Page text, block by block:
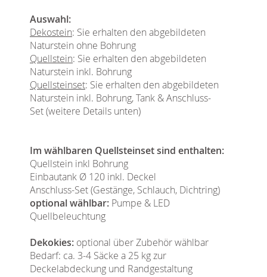
Auswahl:
Dekostein: Sie erhalten den abgebildeten
Naturstein ohne Bohrung
Quellstein: Sie erhalten den abgebildeten
Naturstein inkl. Bohrung
Quellsteinset: Sie erhalten den abgebildeten
Naturstein inkl. Bohrung, Tank & Anschluss-
Set (weitere Details unten)
Im wählbaren Quellsteinset sind enthalten:
Quellstein inkl Bohrung
Einbautank Ø 120 inkl. Deckel
Anschluss-Set (Gestänge, Schlauch, Dichtring)
optional wählbar: Pumpe & LED
Quellbeleuchtung
Dekokies: optional über Zubehör wählbar
Bedarf: ca. 3-4 Säcke a 25 kg zur
Deckelabdeckung und Randgestaltung